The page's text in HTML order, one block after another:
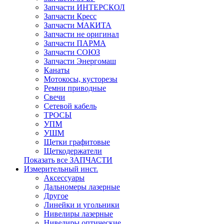
Запчасти ИНТЕРСКОЛ
Запчасти Кресс
Запчасти МАКИТА
Запчасти не оригинал
Запчасти ПАРМА
Запчасти СОЮЗ
Запчасти Энергомаш
Канаты
Мотокосы, кусторезы
Ремни приводные
Свечи
Сетевой кабель
ТРОСЫ
УПМ
УШМ
Щетки графитовые
Щеткодержатели
Показать все ЗАПЧАСТИ
Измерительный инст.
Аксессуары
Дальномеры лазерные
Другое
Линейки и угольники
Нивелиры лазерные